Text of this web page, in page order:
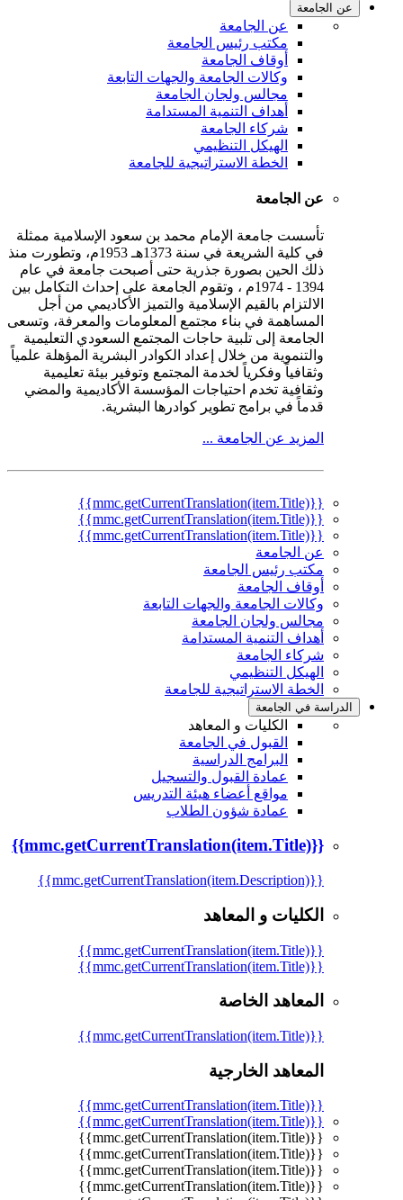
عن الجامعة
عن الجامعة
مكتب رئيس الجامعة
أوقاف الجامعة
وكالات الجامعة والجهات التابعة
مجالس ولجان الجامعة
أهداف التنمية المستدامة
شركاء الجامعة
الهيكل التنظيمي
الخطة الاستراتيجية للجامعة
عن الجامعة
تأسست جامعة الإمام محمد بن سعود الإسلامية ممثلة
في كلية الشريعة في سنة 1373هـ 1953م، وتطورت منذ
ذلك الحين بصورة جذرية حتى أصبحت جامعة في عام
1394 - 1974م ، وتقوم الجامعة على إحداث التكامل بين
الالتزام بالقيم الإسلامية والتميز الأكاديمي من أجل
المساهمة في بناء مجتمع المعلومات والمعرفة، وتسعى
الجامعة إلى تلبية حاجات المجتمع السعودي التعليمية
والتنموية من خلال إعداد الكوادر البشرية المؤهلة علمياً
وثقافياً وفكرياً لخدمة المجتمع وتوفير بيئة تعليمية
وثقافية تخدم احتياجات المؤسسة الأكاديمية والمضي
قدماً في برامج تطوير كوادرها البشرية.
المزيد عن الجامعة ...
{{mmc.getCurrentTranslation(item.Title)}}
{{mmc.getCurrentTranslation(item.Title)}}
{{mmc.getCurrentTranslation(item.Title)}}
عن الجامعة
مكتب رئيس الجامعة
أوقاف الجامعة
وكالات الجامعة والجهات التابعة
مجالس ولجان الجامعة
أهداف التنمية المستدامة
شركاء الجامعة
الهيكل التنظيمي
الخطة الاستراتيجية للجامعة
الدراسة في الجامعة
الكليات و المعاهد
القبول في الجامعة
البرامج الدراسية
عمادة القبول والتسجيل
مواقع أعضاء هيئة التدريس
عمادة شؤون الطلاب
{{mmc.getCurrentTranslation(item.Title)}}
{{mmc.getCurrentTranslation(item.Description)}}
الكليات و المعاهد
{{mmc.getCurrentTranslation(item.Title)}}
{{mmc.getCurrentTranslation(item.Title)}}
المعاهد الخاصة
{{mmc.getCurrentTranslation(item.Title)}}
المعاهد الخارجية
{{mmc.getCurrentTranslation(item.Title)}}
{{mmc.getCurrentTranslation(item.Title)}}
{{mmc.getCurrentTranslation(item.Title)}}
{{mmc.getCurrentTranslation(item.Title)}}
{{mmc.getCurrentTranslation(item.Title)}}
{{mmc.getCurrentTranslation(item.Title)}}